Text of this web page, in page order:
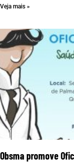
Veja mais »
Obsma promove